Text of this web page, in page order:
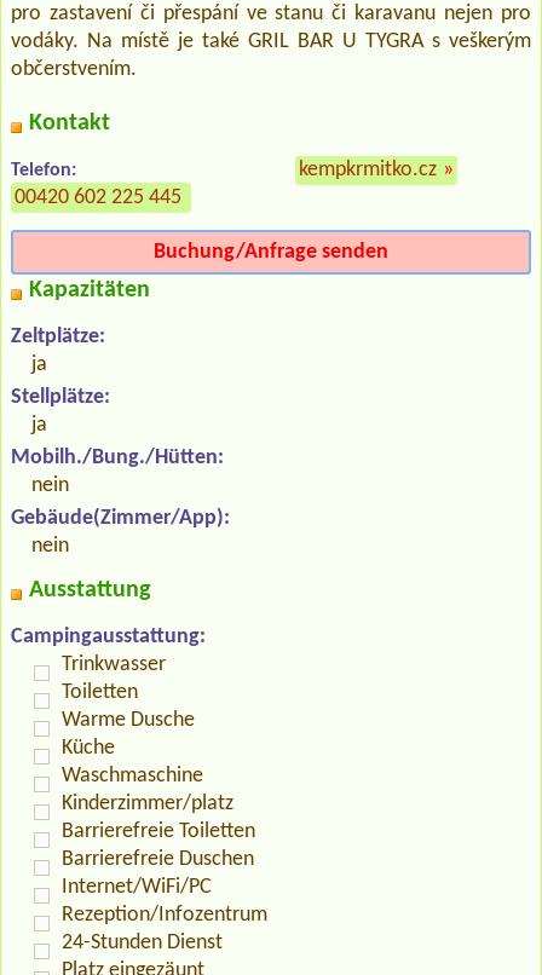
pro zastavení či přespání ve stanu či karavanu nejen pro
vodáky. Na místě je také GRIL BAR U TYGRA s veškerým
občerstvením.
Kontakt
Telefon:
00420 602 225 445
kempkrmitko.cz »
Buchung/Anfrage senden
Kapazitäten
Zeltplätze:
ja
Stellplätze:
ja
Mobilh./Bung./Hütten:
nein
Gebäude(Zimmer/App):
nein
Ausstattung
Campingausstattung:
Trinkwasser
Toiletten
Warme Dusche
Küche
Waschmaschine
Kinderzimmer/platz
Barrierefreie Toiletten
Barrierefreie Duschen
Internet/WiFi/PC
Rezeption/Infozentrum
24-Stunden Dienst
Platz eingezäunt